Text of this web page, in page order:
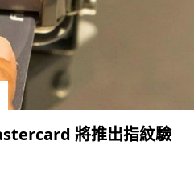
將推出指紋驗